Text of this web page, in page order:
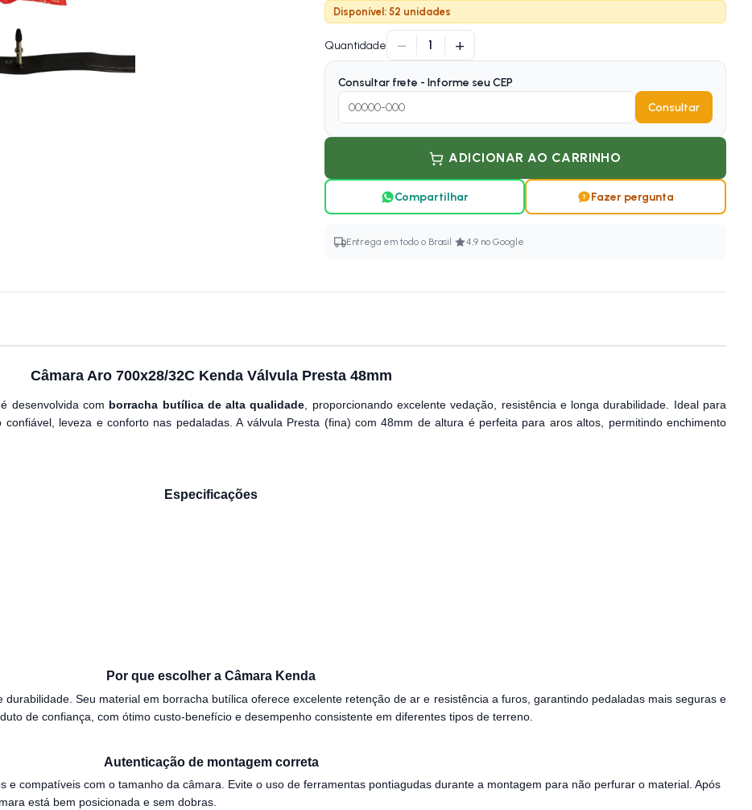
Disponível: 52 unidades
Quantidade − 1 +
Consultar frete - Informe seu CEP
Consultar
ADICIONAR AO CARRINHO
Compartilhar Fazer pergunta
Entrega em todo o Brasil · 4,9 no Google
Câmara Aro 700x28/32C Kenda Válvula Presta 48mm
é desenvolvida com borracha butílica de alta qualidade , proporcionando excelente vedação, resistência e longa durabilidade. Ideal para
leveza e conforto nas pedaladas. A válvula Presta (fina) com 48mm de altura é perfeita para aros altos, permitindo enchimento
Especificações
Por que escolher a Câmara Kenda
Seu material em borracha butílica oferece excelente retenção de ar e resistência a furos, garantindo pedaladas mais seguras e
de confiança, com ótimo custo-benefício e desempenho consistente em diferentes tipos de terreno.
Autenticação de montagem correta
e compatíveis com o tamanho da câmara. Evite o uso de ferramentas pontiagudas durante a montagem para não perfurar o material. Após
está bem posicionada e sem dobras.